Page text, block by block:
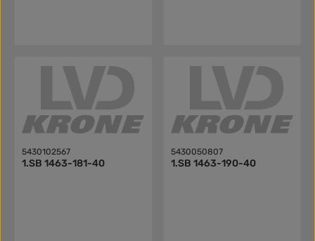
5430102567
1.SB 1463-181-40
5430050807
1.SB 1463-190-40